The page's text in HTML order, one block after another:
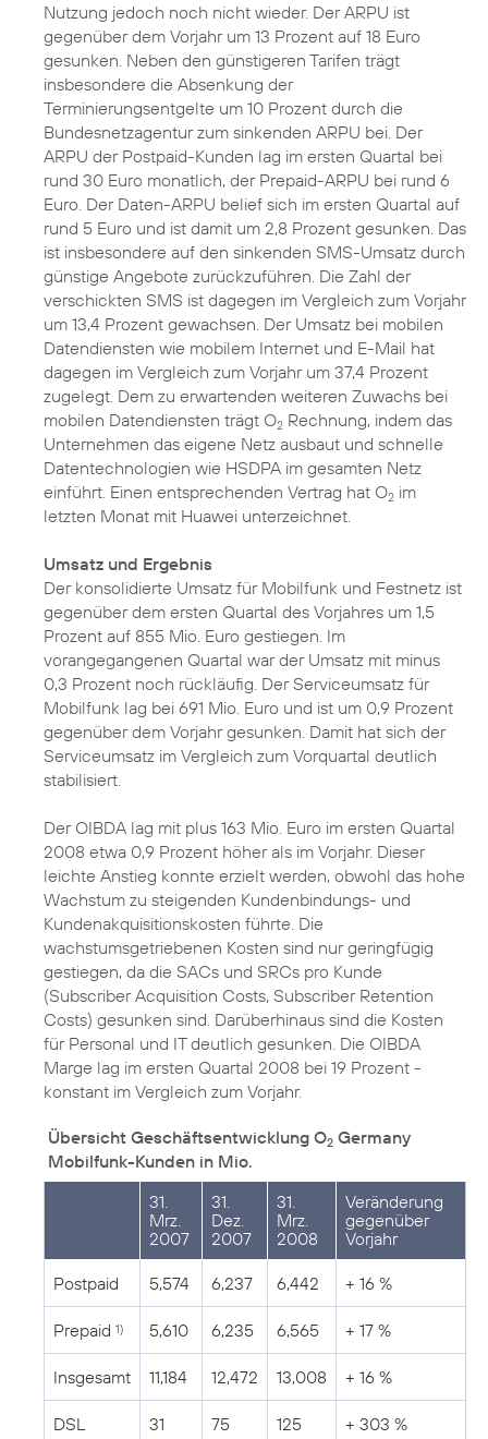
Nutzung jedoch noch nicht wieder. Der ARPU ist
gegenüber dem Vorjahr um 13 Prozent auf 18 Euro
gesunken. Neben den günstigeren Tarifen trägt
insbesondere die Absenkung der
Terminierungsentgelte um 10 Prozent durch die
Bundesnetzagentur zum sinkenden ARPU bei. Der
ARPU der Postpaid-Kunden lag im ersten Quartal bei
rund 30 Euro monatlich, der Prepaid-ARPU bei rund 6
Euro. Der Daten-ARPU belief sich im ersten Quartal auf
rund 5 Euro und ist damit um 2,8 Prozent gesunken. Das
ist insbesondere auf den sinkenden SMS-Umsatz durch
günstige Angebote zurückzuführen. Die Zahl der
verschickten SMS ist dagegen im Vergleich zum Vorjahr
um 13,4 Prozent gewachsen. Der Umsatz bei mobilen
Datendiensten wie mobilem Internet und E-Mail hat
dagegen im Vergleich zum Vorjahr um 37,4 Prozent
zugelegt. Dem zu erwartenden weiteren Zuwachs bei
mobilen Datendiensten trägt O2 Rechnung, indem das
Unternehmen das eigene Netz ausbaut und schnelle
Datentechnologien wie HSDPA im gesamten Netz
einführt. Einen entsprechenden Vertrag hat O2 im
letzten Monat mit Huawei unterzeichnet.
Umsatz und Ergebnis
Der konsolidierte Umsatz für Mobilfunk und Festnetz ist
gegenüber dem ersten Quartal des Vorjahres um 1,5
Prozent auf 855 Mio. Euro gestiegen. Im
vorangegangenen Quartal war der Umsatz mit minus
0,3 Prozent noch rückläufig. Der Serviceumsatz für
Mobilfunk lag bei 691 Mio. Euro und ist um 0,9 Prozent
gegenüber dem Vorjahr gesunken. Damit hat sich der
Serviceumsatz im Vergleich zum Vorquartal deutlich
stabilisiert.
Der OIBDA lag mit plus 163 Mio. Euro im ersten Quartal
2008 etwa 0,9 Prozent höher als im Vorjahr. Dieser
leichte Anstieg konnte erzielt werden, obwohl das hohe
Wachstum zu steigenden Kundenbindungs- und
Kundenakquisitionskosten führte. Die
wachstumsgetriebenen Kosten sind nur geringfügig
gestiegen, da die SACs und SRCs pro Kunde
(Subscriber Acquisition Costs, Subscriber Retention
Costs) gesunken sind. Darüberhinaus sind die Kosten
für Personal und IT deutlich gesunken. Die OIBDA
Marge lag im ersten Quartal 2008 bei 19 Prozent -
konstant im Vergleich zum Vorjahr.
Übersicht Geschäftsentwicklung O2 Germany
Mobilfunk-Kunden in Mio.
31.
Mrz.
2007
31.
Dez.
2007
31.
Mrz.
2008
Veränderung
gegenüber
Vorjahr
Postpaid 5,574 6,237 6,442 + 16 %
Prepaid 1) 5,610 6,235 6,565 + 17 %
Insgesamt 11,184 12,472 13,008 + 16 %
DSL
31
75
125
+ 303 %